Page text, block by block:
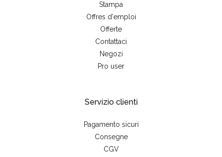
Stampa
Offres d'emploi
Offerte
Contattaci
Negozi
Pro user
Servizio clienti
Pagamento sicuri
Consegne
CGV